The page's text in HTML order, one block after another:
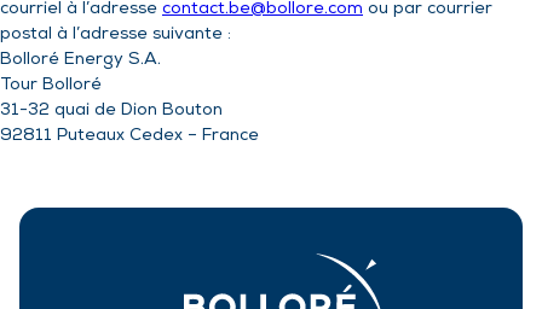
courriel à l’adresse contact.be@bollore.com ou par courrier
postal à l’adresse suivante :
Bolloré Energy S.A.
Tour Bolloré
31-32 quai de Dion Bouton
92811 Puteaux Cedex – France